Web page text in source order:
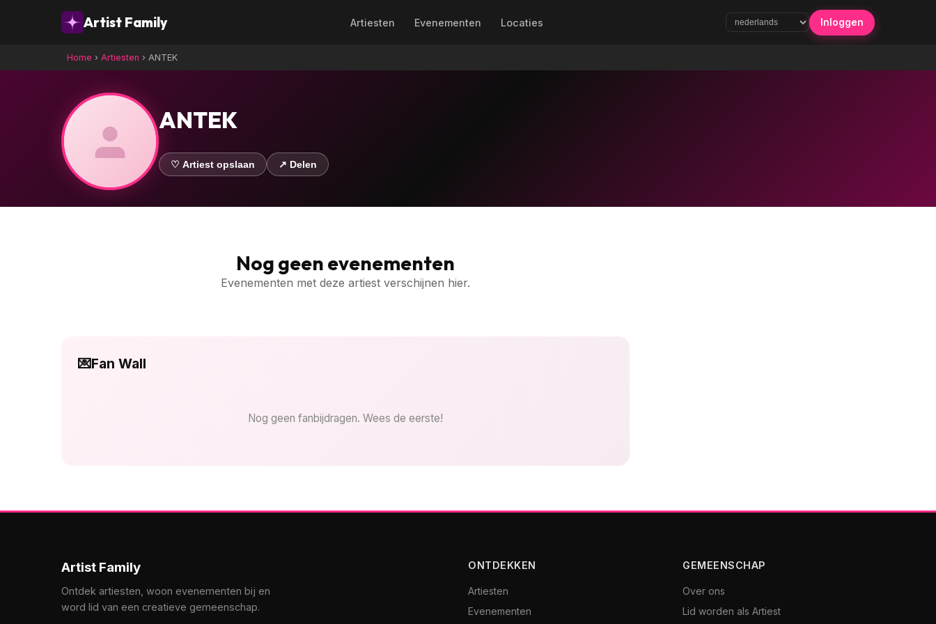
Artist Family Artiesten Evenementen Locaties Inloggen
Home › Artiesten › ANTEK
ANTEK
♡ Artiest opslaan ↗ Delen
Nog geen evenementen
Evenementen met deze artiest verschijnen hier.
💌Fan Wall
Nog geen fanbijdragen. Wees de eerste!
Artist Family
Ontdek artiesten, woon evenementen bij en
word lid van een creatieve gemeenschap.
ONTDEKKEN
Artiesten
Evenementen
GEMEENSCHAP
Over ons
Lid worden als Artiest